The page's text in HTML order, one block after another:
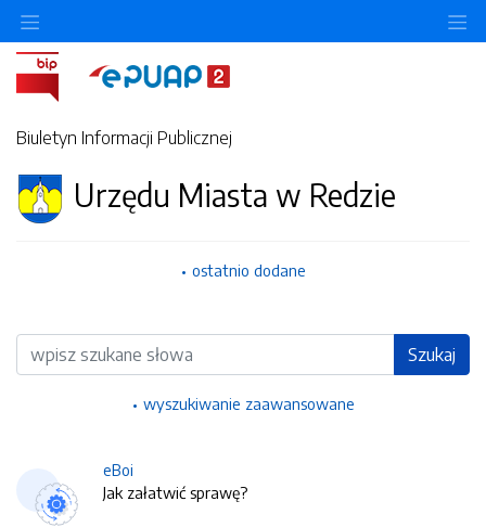
Biuletyn Informacji Publicznej
Urzędu Miasta w Redzie
ostatnio dodane
Wyszukiwarka Szukaj
wyszukiwanie zaawansowane
eBoi
Jak załatwić sprawę?